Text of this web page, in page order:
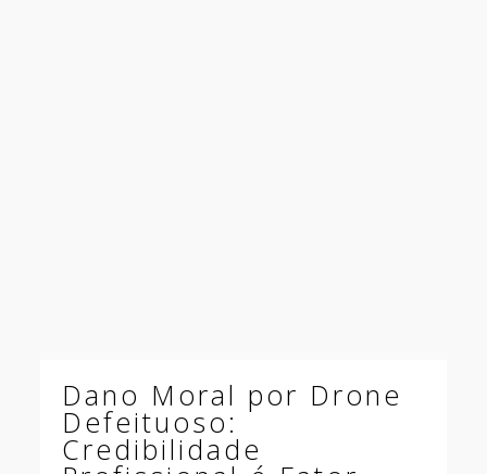
Dano Moral por Drone
Defeituoso:
Credibilidade